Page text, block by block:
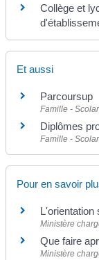
Collège et
Et aussi
Parcoursup
Famille -
Diplômes
Famille -
Pour en savoir
L'orientation
Ministère
Que faire
Ministère